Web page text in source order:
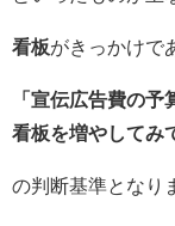
看板がきっかけで
「宣伝広告費の予
看板を増やしてみ
の判断基準となり